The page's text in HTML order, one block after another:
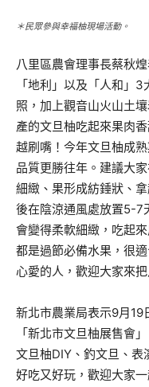
＊民眾參與幸福柚現場活動。
八里區農會理事長蔡秋
「地利」以及「人和」
照，加上觀音山火山土
產的文旦柚吃起來果肉
越刷嘴！今年文旦柚成
品質更勝往年。建議大
細緻、果形成紡錘狀、
後在陰涼通風處放置5-7
會變得柔軟細緻，吃起
都是過節必備水果，很
心愛的人，歡迎大家來
新北市農業局表示9月
「新北市文旦柚展售會
文旦柚DIY、釣文旦、表
好吃又好玩，歡迎大家